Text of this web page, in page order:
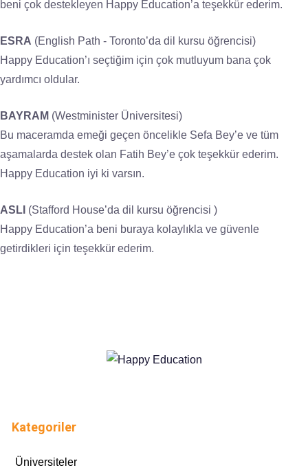
beni çok destekleyen Happy Education’a teşekkür ederim.
ESRA (English Path - Toronto’da dil kursu öğrencisi)
Happy Education’ı seçtiğim için çok mutluyum bana çok
yardımcı oldular.
BAYRAM (Westminister Üniversitesi)
Bu maceramda emeği geçen öncelikle Sefa Bey’e ve tüm
aşamalarda destek olan Fatih Bey’e çok teşekkür ederim.
Happy Education iyi ki varsın.
ASLI (Stafford House’da dil kursu öğrencisi )
Happy Education’a beni buraya kolaylıkla ve güvenle
getirdikleri için teşekkür ederim.
Kategoriler
Üniversiteler